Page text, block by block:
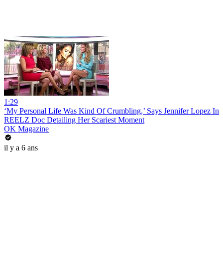
1:29
‘My Personal Life Was Kind Of Crumbling,’ Says Jennifer Lopez In
REELZ Doc Detailing Her Scariest Moment
OK Magazine
il y a 6 ans